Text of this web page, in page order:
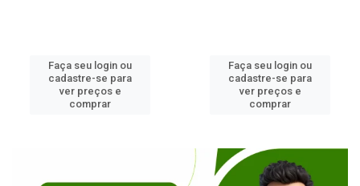
Faça seu login ou
cadastre-se para
ver preços e
comprar
Faça seu login ou
cadastre-se para
ver preços e
comprar